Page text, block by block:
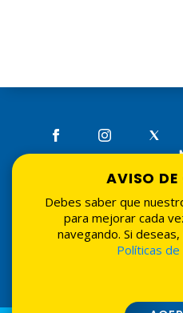
Tarifarios•Seguridad•
privacidad•
© 2026 Asociación La
Todos los derechos
AVISO DE
Debes saber que
para mejorar cada
navegando. Si
Políticas